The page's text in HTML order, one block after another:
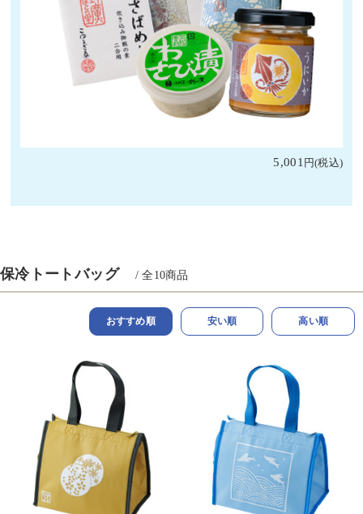
5,001
保冷トートバッグ / 全10商品
おすすめ順 安い順 高い順